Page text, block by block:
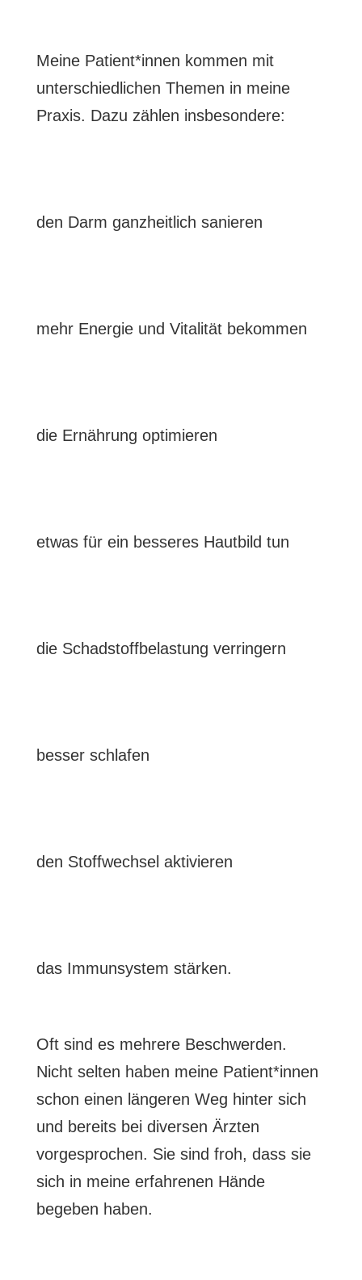
Meine Patient*innen kommen mit
unterschiedlichen Themen in meine
Praxis. Dazu zählen insbesondere:
den Darm ganzheitlich sanieren
mehr Energie und Vitalität bekommen
die Ernährung optimieren
etwas für ein besseres Hautbild tun
die Schadstoffbelastung verringern
besser schlafen
den Stoffwechsel aktivieren
das Immunsystem stärken.
Oft sind es mehrere Beschwerden.
Nicht selten haben meine Patient*innen
schon einen längeren Weg hinter sich
und bereits bei diversen Ärzten
vorgesprochen. Sie sind froh, dass sie
sich in meine erfahrenen Hände
begeben haben.